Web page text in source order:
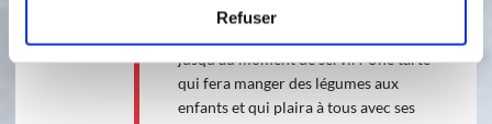
Refuser
douilles. Tracez votre toile d'araignée
jusqu'au moment de servir! Une tarte
qui fera manger des légumes aux
enfants et qui plaira à tous avec ses